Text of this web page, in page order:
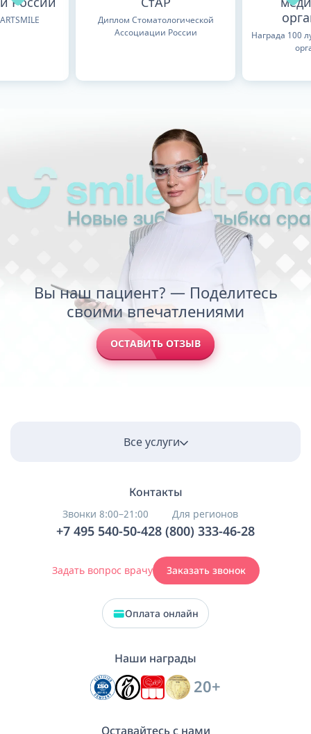
Диплом Стоматологической
Ассоциации России
Награда 100
Вы наш пациент? — Поделитесь
своими впечатлениями
ОСТАВИТЬ ОТЗЫВ
Все услуги
Контакты
Звонки 8:00–21:00
+7 495 540-50-42
Для регионов
8 (800) 333-46-28
Задать вопрос врачу Заказать звонок
Оплата онлайн
Наши награды
20+
Оставайтесь с нами